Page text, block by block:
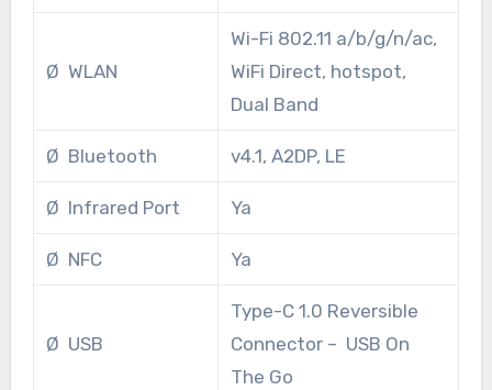
Ø WLAN
Wi-Fi 802.11 a/b/g/n/ac,
WiFi Direct, hotspot,
Dual Band
Ø Bluetooth v4.1, A2DP, LE
Ø Infrared Port Ya
Ø NFC Ya
Ø USB
Type-C 1.0 Reversible
Connector – USB On
The Go